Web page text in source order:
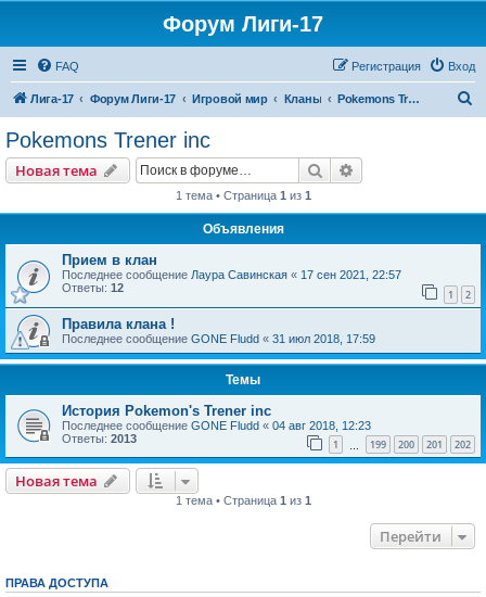
Форум Лиги-17
FAQ Вход
Регистрация
Лига-17 Форум Лиги-17 Игровой мир Кланы Pokemons Trener inc
Pokemons Trener inc
Новая тема Поиск
1 тема • Страница 1 из 1
Объявления
Прием в клан
Последнее сообщение Лаура Савинская « 17 сен 2021, 22:57
Ответы: 12 1 2
Правила клана !
Последнее сообщение GONE Fludd « 31 июл 2018, 17:59
Темы
История Pokemon's Trener inc
Последнее сообщение GONE Fludd « 04 авг 2018, 12:23
Ответы: 2013 1 199 200 201 202
Новая тема
1 тема • Страница 1 из 1
Перейти
ПРАВА ДОСТУПА